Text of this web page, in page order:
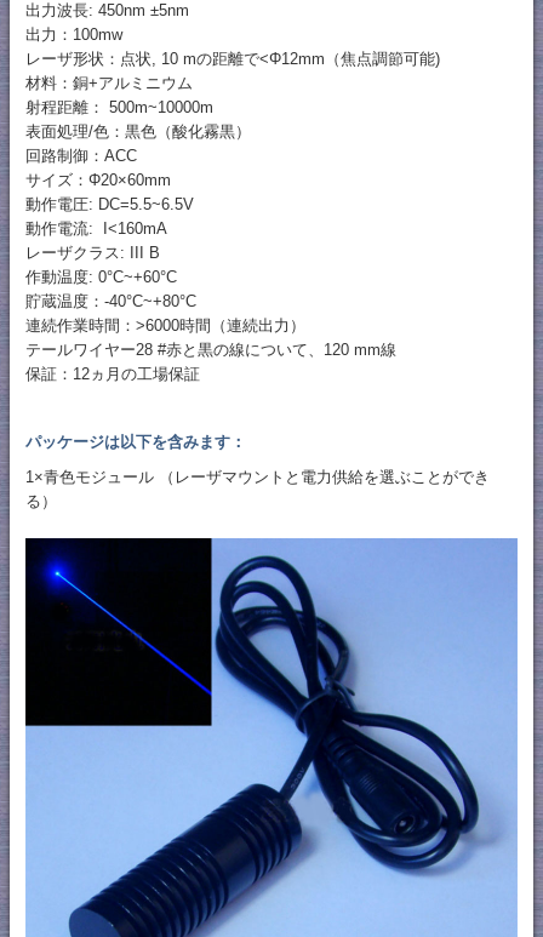
出力波長: 450nm ±5nm
出力：100mw
レーザ形状：点状, 10 mの距離で<Φ12mm（焦点調節可能)
材料：銅+アルミニウム
射程距離： 500m~10000m
表面処理/色：黒色（酸化霧黒）
回路制御：ACC
サイズ：Φ20×60mm
動作電圧: DC=5.5~6.5V
動作電流: I<160mA
レーザクラス: III B
作動温度: 0°C~+60°C
貯蔵温度：-40°C~+80°C
連続作業時間：>6000時間（連続出力）
テールワイヤー28 #赤と黒の線について、120 mm線
保証：12ヵ月の工場保証
パッケージは以下を含みます：
1×青色モジュール （レーザマウントと電力供給を選ぶことができ
る）